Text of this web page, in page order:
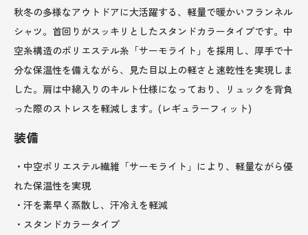
秋冬の多様なアウトドアに大活躍する、軽量で暖かいフランネル
シャツ。首回りがスッキリとしたスタンドカラータイプです。中
空糸構造のポリエステル糸「サーモライト」を採用し、厚手で十
分な保温性を備えながら、見た目以上の軽さと速乾性を実現しま
した。肩は中綿入りのキルト仕様になっており、リュックを背負
った際のストレスを軽減します。(レギュラーフィット)
装備
・中空ポリエステル繊維「サーモライト」により、軽量ながら優
れた保温性を実現
・汗を素早く蒸散し、汗冷えを軽減
・スタンドカラータイプ